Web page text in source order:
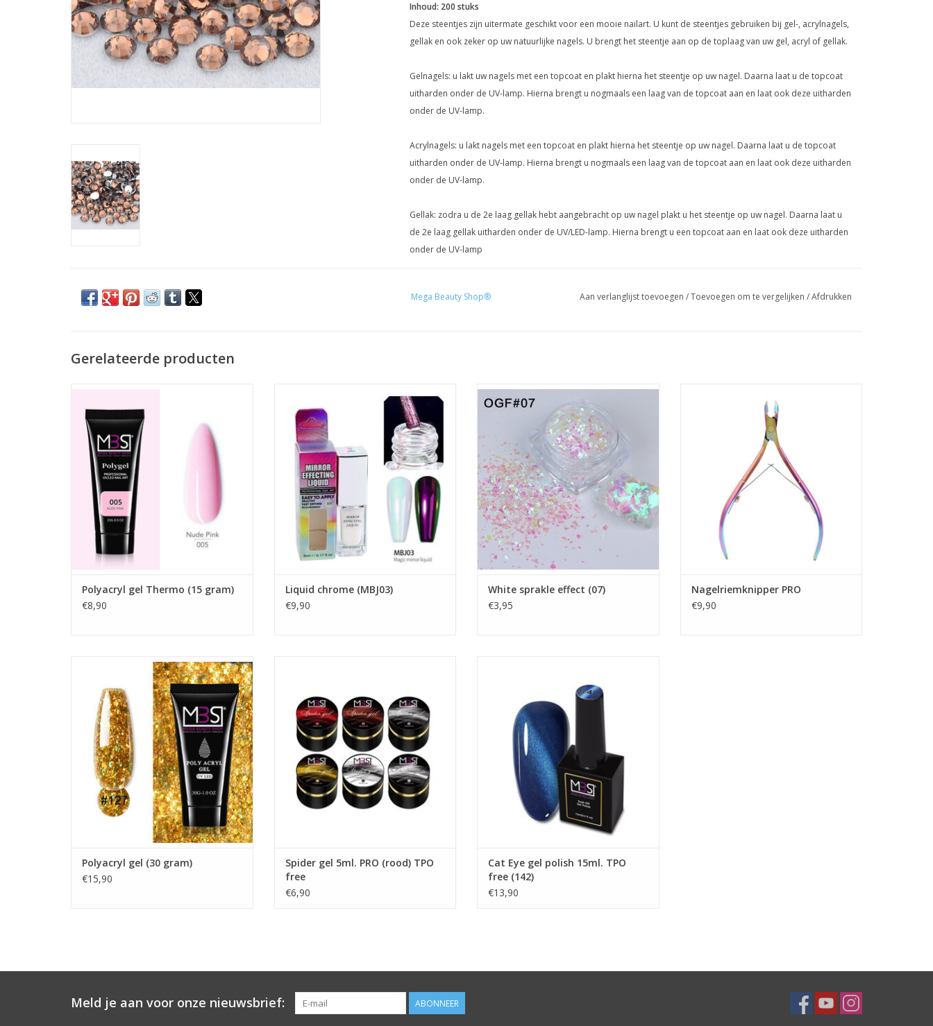
Inhoud: 200 stuks
Deze steentjes zijn uitermate geschikt voor een mooie nailart. U kunt de steentjes gebruiken bij gel-, acrylnagels,
gellak en ook zeker op uw natuurlijke nagels. U brengt het steentje aan op de toplaag van uw gel, acryl of gellak.
Gelnagels: u lakt uw nagels met een topcoat en plakt hierna het steentje op uw nagel. Daarna laat u de topcoat
uitharden onder de UV-lamp. Hierna brengt u nogmaals een laag van de topcoat aan en laat ook deze uitharden
onder de UV-lamp.
Acrylnagels: u lakt nagels met een topcoat en plakt hierna het steentje op uw nagel. Daarna laat u de topcoat
uitharden onder de UV-lamp. Hierna brengt u nogmaals een laag van de topcoat aan en laat ook deze uitharden
onder de UV-lamp.
Gellak: zodra u de 2e laag gellak hebt aangebracht op uw nagel plakt u het steentje op uw nagel. Daarna laat u
de 2e laag gellak uitharden onder de UV/LED-lamp. Hierna brengt u een topcoat aan en laat ook deze uitharden
onder de UV-lamp
Prijzen zijn incl. BTW
Mega Beauty Shop® Aan verlanglijst toevoegen /Toevoegen om te vergelijken /Afdrukken
Gerelateerde producten
Poly acrylic
Poly acryl gel
Mega Beauty Shop®
Bestel Direct!
Snelle levering en lage verzendkosten!
Veilig betalen met iDeal!
TOEVOEGEN AAN WINKELWAGEN
Polyacryl gel Thermo (15 gram)
€8,90
Winkel Zwijndrecht
Nagels producten
Prijzen zijn incl. BTW
TOEVOEGEN AAN WINKELWAGEN
Liquid chrome (MBJ03)
€9,90
White sprakle effect (07)
Nailart
Nailart cursus
Nailart glitters
Winkel Zwijndrecht
Nagels producten
Prijzen zijn incl. BTW
TOEVOEGEN AAN WINKELWAGEN
White sprakle effect (07)
€3,95
Nagelriemknipper
Nagelriem tangetje
Claudianails.nl
TOEVOEGEN AAN WINKELWAGEN
Nagelriemknipper PRO
€9,90
Poly gel Tube (30 gram)
Poly gel curcus
Poly gel
Acrylic
Poly acrylic
Poly acryl gel
Mega Beauty Shop®
Bestel Direct!
Snelle levering en lage verzendkosten!
Veilig betalen met iDeal!
TOEVOEGEN AAN WINKELWAGEN
Polyacryl gel (30 gram)
€15,90
Groothandel in nagelproducten
Prijzen zijn incl. BTW
TOEVOEGEN AAN WINKELWAGEN
Spider gel 5ml. PRO (rood) TPO
free
€6,90
Showroom
Prijzen zijn incl. BTW
TOEVOEGEN AAN WINKELWAGEN
Cat Eye gel polish 15ml. TPO
free (142)
€13,90
Meld je aan voor onze nieuwsbrief: ABONNEER